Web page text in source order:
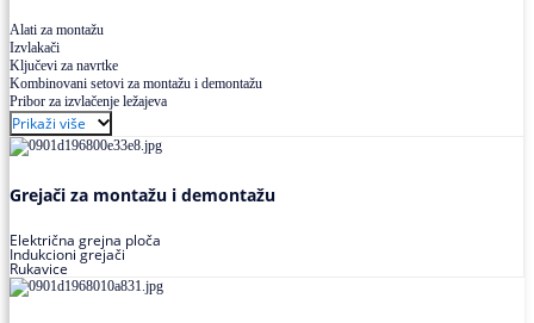
Alati za montažu
Izvlakači
Ključevi za navrtke
Kombinovani setovi za montažu i demontažu
Pribor za izvlačenje ležajeva
Prikaži više
Grejači za montažu i demontažu
Električna grejna ploča
Indukcioni grejači
Rukavice